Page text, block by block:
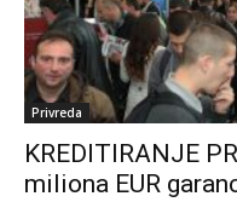
Privreda
KREDITIRANJE
miliona EUR